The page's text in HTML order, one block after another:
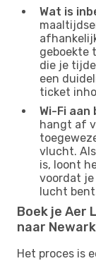
Wat is
geboekte
die je
een
ticket
Wi-Fi aan
hangt af
vlucht.
is, loont
voordat je
lucht
Boek je Aer
naar
Het proces is